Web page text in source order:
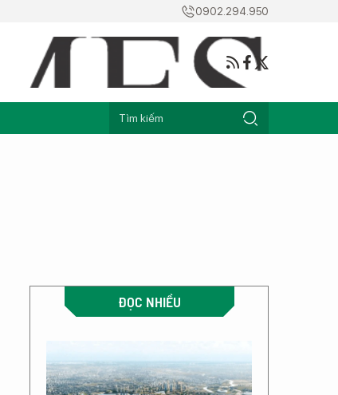
0902.294.950
ĐỌC NHIỀU